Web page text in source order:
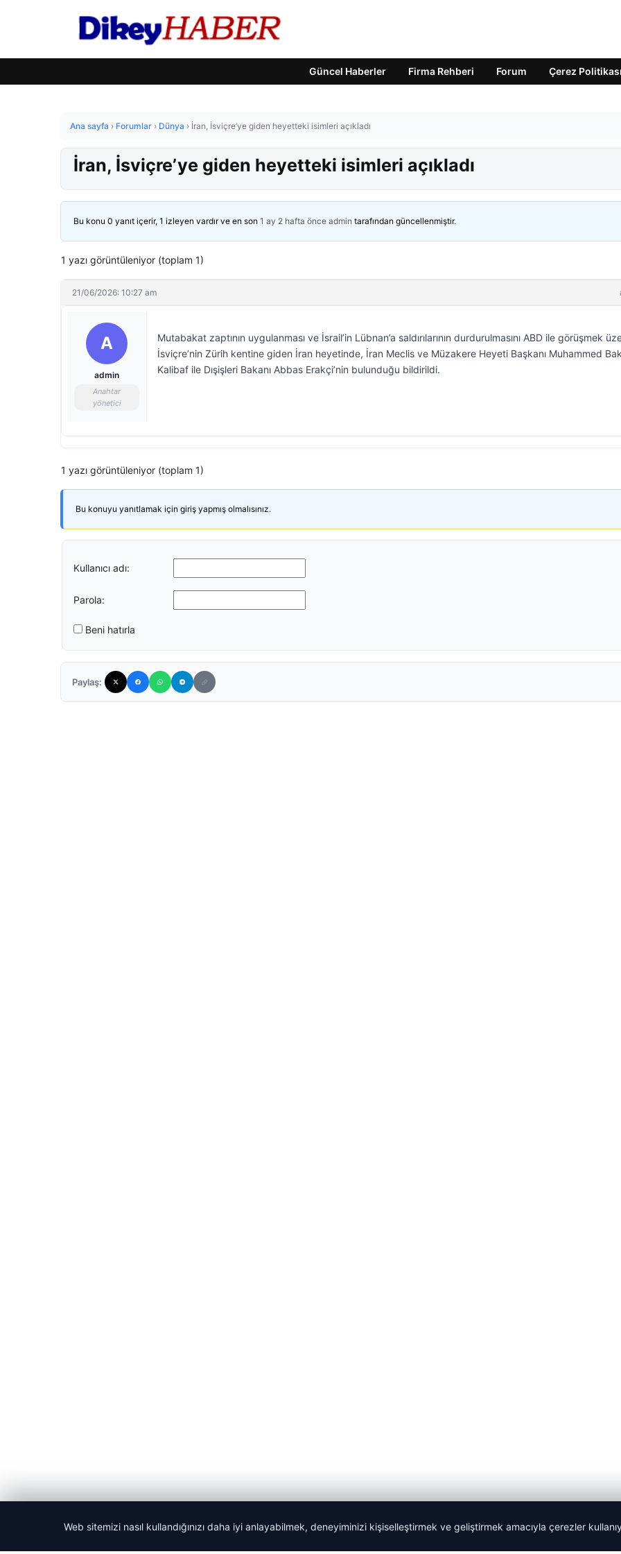
Güncel Haberler Firma Rehberi Forum Çerez Politikası
Ana sayfa › Forumlar › Dünya › İran, İsviçre’ye giden heyetteki isimleri açıkladı
İran, İsviçre’ye giden heyetteki isimleri açıkladı
Bu konu 0 yanıt içerir, 1 izleyen vardır ve en son 1 ay 2 hafta önce admin tarafından güncellenmiştir.
1 yazı görüntüleniyor (toplam 1)
21/06/2026: 10:27 am
A
admin
Anahtar
yönetici
Mutabakat zaptının uygulanması ve İsrail’in Lübnan’a saldırılarının durdurulmasını ABD ile görüşmek
İsviçre’nin Zürih kentine giden İran heyetinde, İran Meclis ve Müzakere Heyeti Başkanı Muhammed
Kalibaf ile Dışişleri Bakanı Abbas Erakçi’nin bulunduğu bildirildi.
1 yazı görüntüleniyor (toplam 1)
Bu konuyu yanıtlamak için giriş yapmış olmalısınız.
Kullanıcı adı:
Parola:
Beni hatırla
Paylaş:
© 2026 Dikey Haber
Web sitemizi nasıl kullandığınızı daha iyi anlayabilmek, deneyiminizi kişiselleştirmek ve geliştirmek amacıyla çerezler